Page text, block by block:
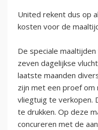
United rekent dus op
kosten voor de
De speciale
zeven dagelijkse
laatste maanden
zijn met een proef om
vliegtuig te verkopen.
te drukken. Op deze
concureren met de